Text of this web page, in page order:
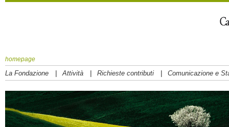
homepage
La Fondazione | Attività | Richieste contributi | Comunicazione e